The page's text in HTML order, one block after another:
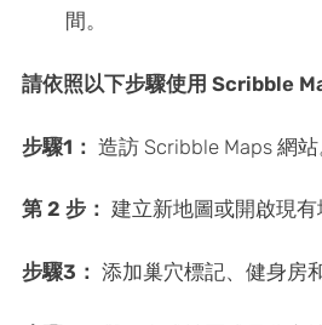
間。
請依照以下步驟使用 Scribble
步驟1： 造訪 Scribble Maps 網站
第 2 步： 建立新地圖或開啟現有
步驟3： 添加巢穴標記、健身房